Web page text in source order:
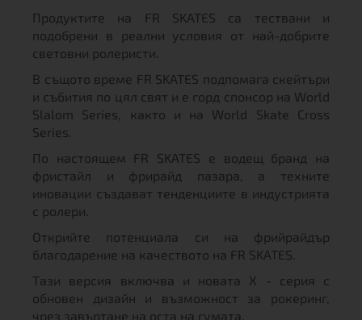
Продуктите на FR SKATES са тествани и
подобрени в реални условия от най-добрите
световни ролеристи.
В същото време FR SKATES подпомага скейтъри
и събития по цял свят и е горд спонсор на World
Slalom Series, както и на World Skate Cross
Series.
По настоящем FR SKATES е водещ бранд на
фристайл и фрирайд пазара, а техните
иновации създават тенденциите в индустрията
с ролери.
Открийте потенциала си на фрийрайдър
благодарение на качеството на FR SKATES.
Тази версия включва и новата X - серия с
обновен дизайн и възможност за рокеринг,
чрез завъртане на оста на гумата.